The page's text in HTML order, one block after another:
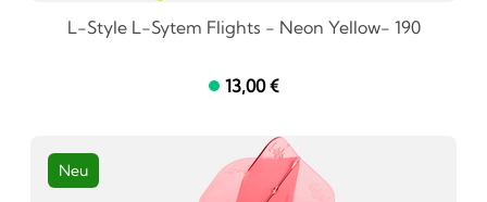
L-Style L-Sytem Flights - Neon Yellow- 190
13,00 €
Neu